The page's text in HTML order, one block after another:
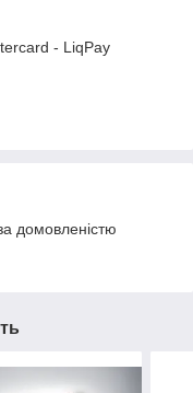
- LiqPay
домовленістю